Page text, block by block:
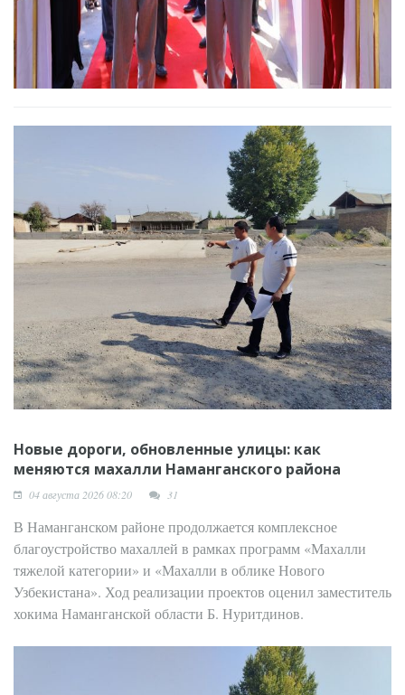
Новые дороги, обновленные улицы: как
меняются махалли Наманганского района
04 августа 2026 08:20 31
В Наманганском районе продолжается комплексное
благоустройство махаллей в рамках программ «Махалли
тяжелой категории» и «Махалли в облике Нового
Узбекистана». Ход реализации проектов оценил заместитель
хокима Наманганской области Б. Нуритдинов.